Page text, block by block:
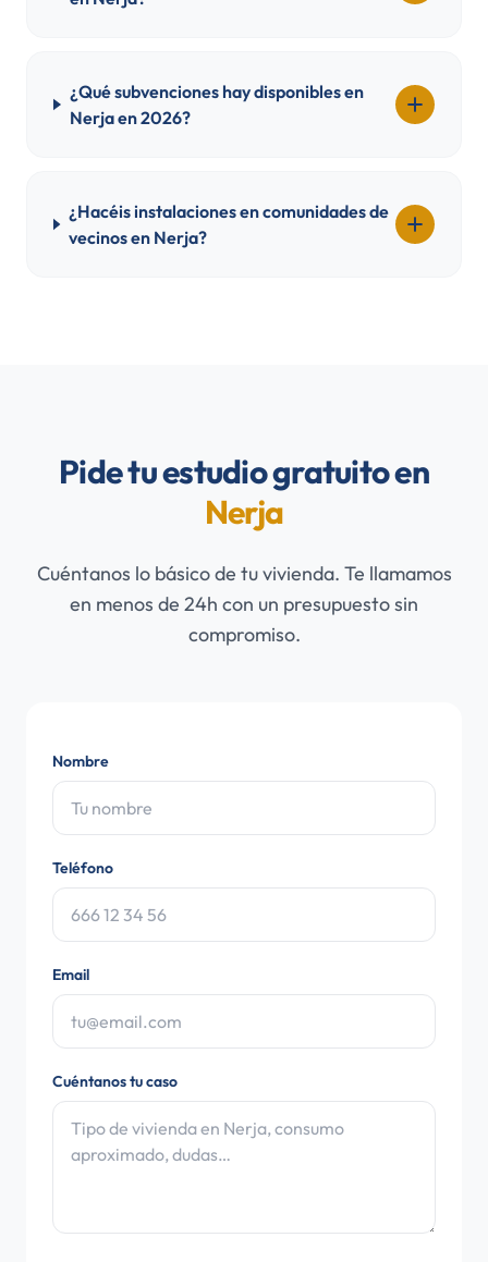
¿Qué subvenciones hay disponibles en
Nerja en 2026?
¿Hacéis instalaciones en comunidades de
vecinos en Nerja?
Pide tu estudio gratuito en
Nerja
Cuéntanos lo básico de tu vivienda. Te llamamos
en menos de 24h con un presupuesto sin
compromiso.
Nombre
Teléfono
Email
Cuéntanos tu caso